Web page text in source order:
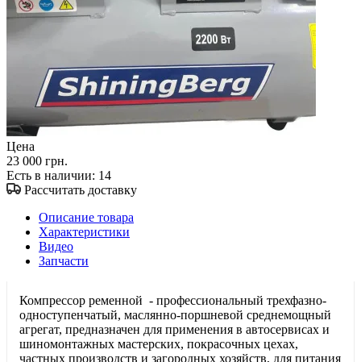
Цена
23 000 грн.
Есть в наличии: 14
Рассчитать доставку
Описание товара
Характеристики
Видео
Запчасти
Компрессор ременной - профессиональный трехфазно-
одноступенчатый, маслянно-поршневой среднемощный
агрегат, предназначен для применения в автосервисах и
шиномонтажных мастерских, покрасочных цехах,
частных производств и загородных хозяйств, для питания